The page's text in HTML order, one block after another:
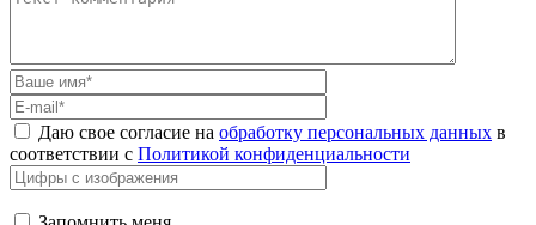
Даю свое согласие на обработку персональных данных в
соответствии с Политикой конфиденциальности